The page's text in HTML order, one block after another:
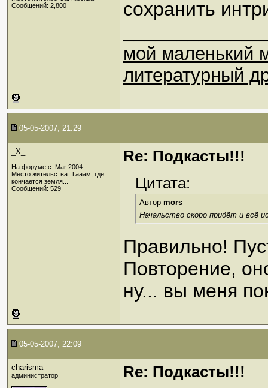
Сообщений: 2,800
сохранить
мой маленький
литературный
05-05-2007, 21:29
_X_
На форуме с: Mar 2004
Место жительства: Тааам, где
кончается земля...
Сообщений: 529
Re: Подкасты!!!
Цитата:
Автор mors
Начальство скоро придёт и всё
Правильно!
Повторение,
ну... вы меня
05-05-2007, 22:09
charisma
администратор Re: Подкасты!!!